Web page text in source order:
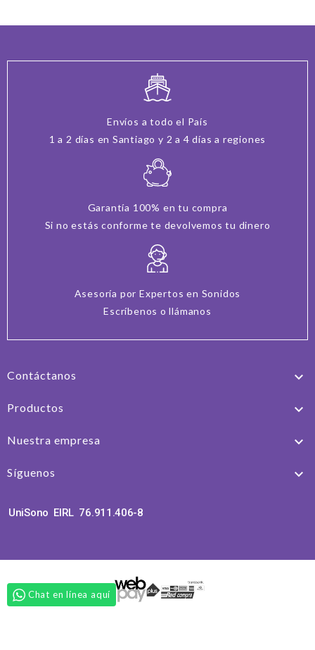
Chat en línea aquí
Envíos a todo el País
1 a 2 días en Santiago y 2 a 4 días a regiones
Garantía 100% en tu compra
Si no estás conforme te devolvemos tu dinero
Asesoría por Expertos en Sonidos
Escríbenos o llámanos
Contáctanos 
Productos 
Nuestra empresa 
Síguenos 
UniSono EIRL 76.911.406-8